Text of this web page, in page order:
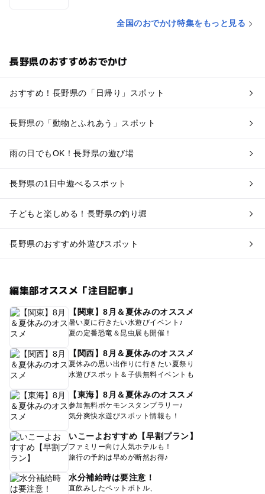
全国のおでかけ特集をもっと見る
長野県のおすすめおでかけ
おすすめ！長野県の「日帰り」スポット
長野県の「動物とふれあう」スポット
雨の日でもOK！長野県の遊び場
長野県の1日中遊べるスポット
子どもと楽しめる！長野県の釣り堀
長野県のおすすめ外遊びスポット
編集部オススメ「注目記事」
【関東】8月＆夏休みのオススメ
暑い夏に行きたい水遊びイベント♪
夏の定番恐竜＆昆虫展も開催！
【関西】8月＆夏休みのオススメ
夏休みの思い出作りに行きたい夏祭り
水遊びスポット＆子供無料イベントも
【東海】8月＆夏休みのオススメ
参加無料ポケモンスタンプラリー♪
気分爽快水遊びスポット情報も！
いこーよおすすめ【早割プラン】
ファミリー向け人気ホテルも！
旅行の予約は早めが断然お得♪
水分補給時は要注意！
直飲みしたペットボトル、